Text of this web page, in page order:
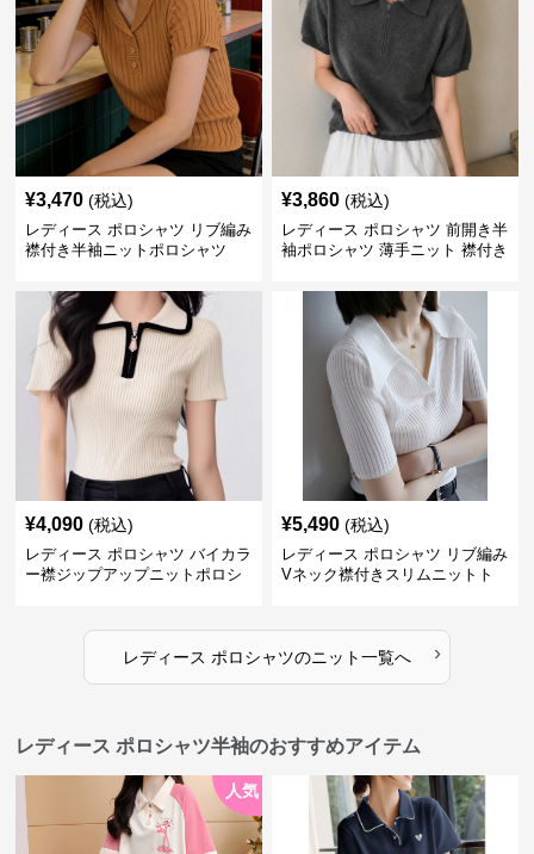
¥3,470 (税込)
レディース ポロシャツ リブ編み
襟付き半袖ニットポロシャツ
¥3,860 (税込)
レディース ポロシャツ 前開き半
袖ポロシャツ 薄手ニット 襟付き
¥4,090 (税込)
レディース ポロシャツ バイカラ
ー襟ジップアップニットポロシ
¥5,490 (税込)
レディース ポロシャツ リブ編み
Vネック襟付きスリムニットト
レディース ポロシャツのニット一覧へ ›
レディース ポロシャツ半袖のおすすめアイテム
人気